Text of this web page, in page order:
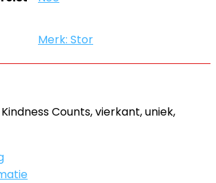
Merk: Stor
Counts, vierkant, uniek,